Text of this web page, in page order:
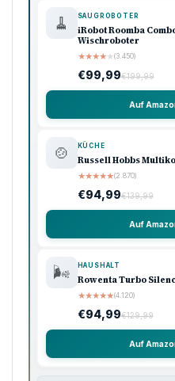
🧹 SAUGROBOTER
iRobot Roomba
Wischroboter
★★★★★(3.450)
€99,99€199,99
Auf
🍲 KÜCHE
Russell Hobbs
★★★★★(2.870)
€94,99€139,99
Auf
🌬️ HAUSHALT
Rowenta Turbo
★★★★★(4.120)
€94,99€129,99
Auf